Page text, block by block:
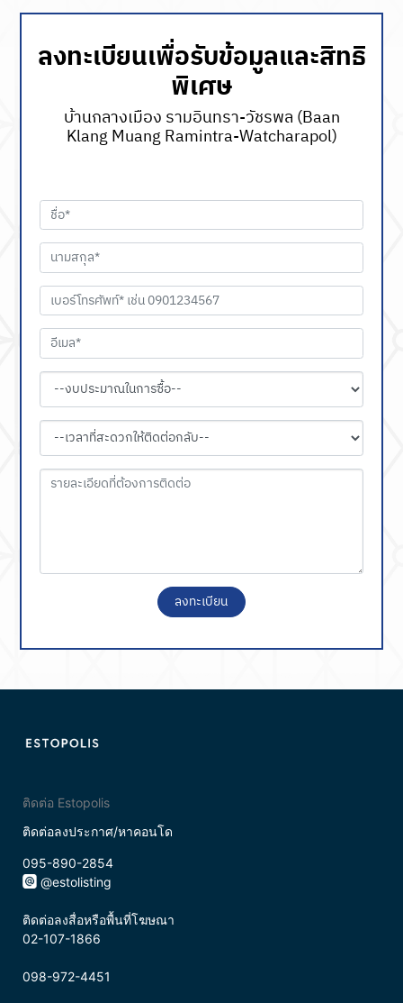
ลงทะเบียนเพื่อรับข้อมูลและสิทธิ
พิเศษ
บ้านกลางเมือง รามอินทรา-วัชรพล (Baan
Klang Muang Ramintra-Watcharapol)
ลงทะเบียน
ติดต่อ Estopolis
ติดต่อลงประกาศ/หาคอนโด
095-890-2854
@estolisting
ติดต่อลงสื่อหรือพื้นที่โฆษณา
02-107-1866
098-972-4451